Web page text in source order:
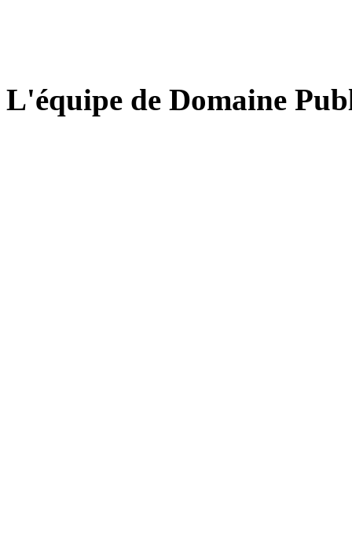
L'équipe de Domaine